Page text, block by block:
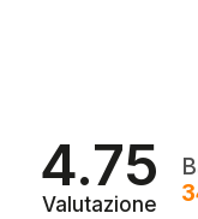
4.75
Valutazione